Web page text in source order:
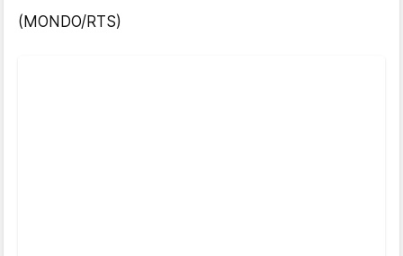
(MONDO/RTS)